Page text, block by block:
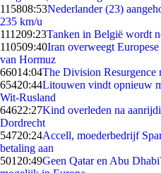
115808:53Nederlander (23)
235 km/u
111209:23Tanken in België wordt
110509:40Iran overweegt
van Hormuz
66014:04The Division Resurgence
65420:44Litouwen vindt opnieuw
Wit-Rusland
64622:27Kind overleden na
Dordrecht
54720:24Accell, moederbedrijf
betaling aan
501 20:49Geen Qatar en Abu